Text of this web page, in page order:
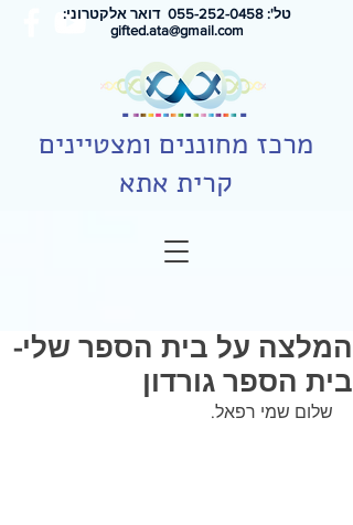
טל': 0 55-252-0458
דואר אלקטרוני:
gifted.ata@gmail.com
מרכז מחוננים ומצטיינים
קרית אתא
המלצה על בית הספר שלי-
בית הספר גורדון
שלום שמי רפאל.